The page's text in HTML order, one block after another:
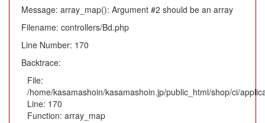
Message: array_map(): Argument #2 should be an array
Filename: controllers/Bd.php
Line Number: 170
Backtrace:
File:
/home/kasamashoin/kasamashoin.jp/public_html/shop/ci/
Line: 170
Function: array_map